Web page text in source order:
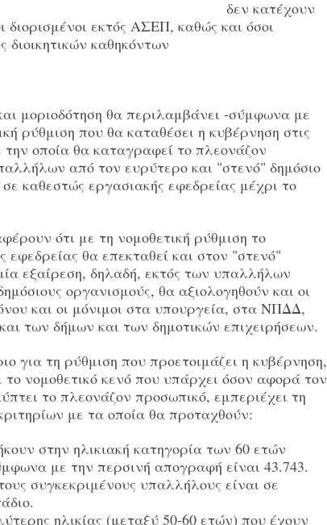
δεν κατέχουν
διορισμένοι εκτός ΑΣΕΠ, καθώς και όσοι
διοικητικών καθηκόντων
μοριοδότηση θα περιλαμβάνει -σύμφωνα με
ρύθμιση που θα καταθέσει η κυβέρνηση στις
οποία θα καταγραφεί το πλεονάζον
από τον ευρύτερο και "στενό" δημόσιο
καθεστώς εργασιακής εφεδρείας μέχρι το
ότι με τη νομοθετική ρύθμιση το
εφεδρείας θα επεκταθεί και στον "στενό"
εξαίρεση, δηλαδή, εκτός των υπαλλήλων
οργανισμούς, θα αξιολογηθούν και οι
και οι μόνιμοι στα υπουργεία, στα ΝΠΔΔ,
των δήμων και των δημοτικών επιχειρήσεων.
για τη ρύθμιση που προετοιμάζει η κυβέρνηση,
νομοθετικό κενό που υπάρχει όσον αφορά τον
το πλεονάζον προσωπικό, εμπεριέχει τη
με τα οποία θα προταχθούν:
στην ηλικιακή κατηγορία των 60 ετών
με την περσινή απογραφή είναι 43.743.
συγκεκριμένους υπαλλήλους είναι σε
ηλικίας (μεταξύ 50-60 ετών) που έχουν